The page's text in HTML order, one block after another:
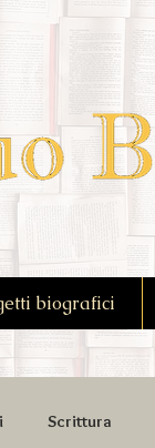
biografici
Scrittura